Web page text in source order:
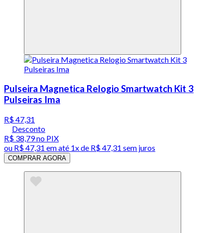
Pulseira Magnetica Relogio Smartwatch Kit 3
Pulseiras Ima
R$ 47,31
Desconto
R$ 38,79no PIX
ou R$ 47,31 em até 1x de R$ 47,31 sem juros
COMPRAR AGORA